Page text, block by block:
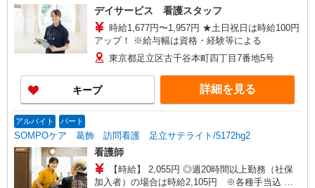
デイサービス 看護スタッフ
時給1,677円〜1,957円 ★土日祝日は時給100円
アップ！ ※給与幅は資格・経験等による
東京都足立区古千谷本町四丁目7番地5号
キープ 詳細を見る
アルバイト パート
SOMPOケア 葛飾 訪問看護 足立サテライト/5172hg2
看護師
【時給】 2,055円 ◎週20時間以上勤務（社保
加入者）の場合は時給2,105円 ※各種手当込 ◎